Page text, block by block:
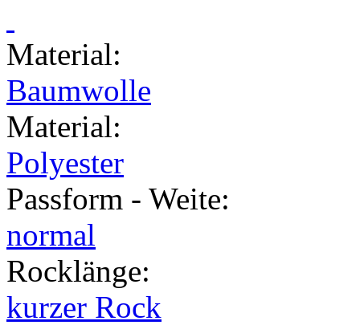
Material:
Baumwolle
Material:
Polyester
Passform - Weite:
normal
Rocklänge:
kurzer Rock